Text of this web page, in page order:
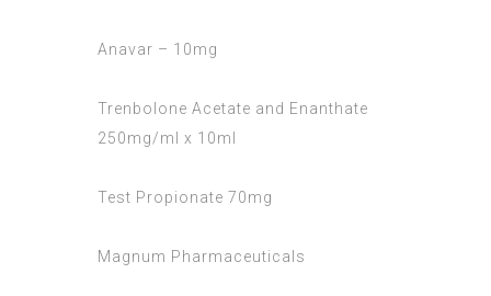
Anavar – 10mg
Trenbolone Acetate and Enanthate
250mg/ml x 10ml
Test Propionate 70mg
Magnum Pharmaceuticals